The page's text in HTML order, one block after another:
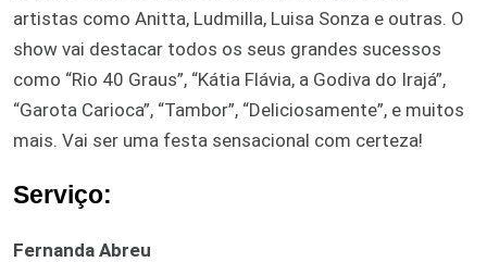
artistas como Anitta, Ludmilla, Luisa Sonza e outras. O
show vai destacar todos os seus grandes sucessos
como “Rio 40 Graus”, “Kátia Flávia, a Godiva do Irajá”,
“Garota Carioca”, “Tambor”, “Deliciosamente”, e muitos
mais. Vai ser uma festa sensacional com certeza!
Serviço:
Fernanda Abreu